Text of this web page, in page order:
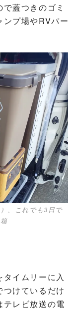
蓋つきのゴミ
プ場やRVパー
、これでも3日で
イムリーに入
けているだけ
レビ放送の電